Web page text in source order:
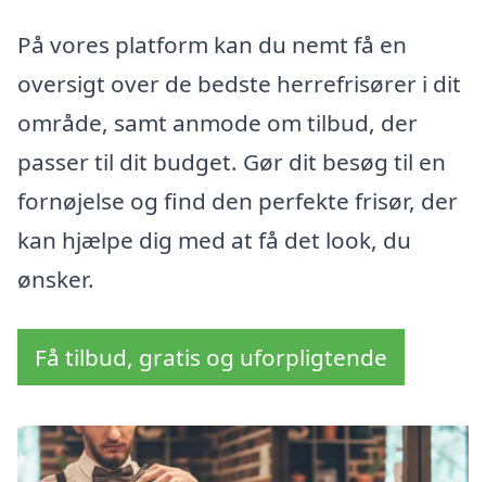
På vores platform kan du nemt få en
oversigt over de bedste herrefrisører i dit
område, samt anmode om tilbud, der
passer til dit budget. Gør dit besøg til en
fornøjelse og find den perfekte frisør, der
kan hjælpe dig med at få det look, du
ønsker.
Få tilbud, gratis og uforpligtende